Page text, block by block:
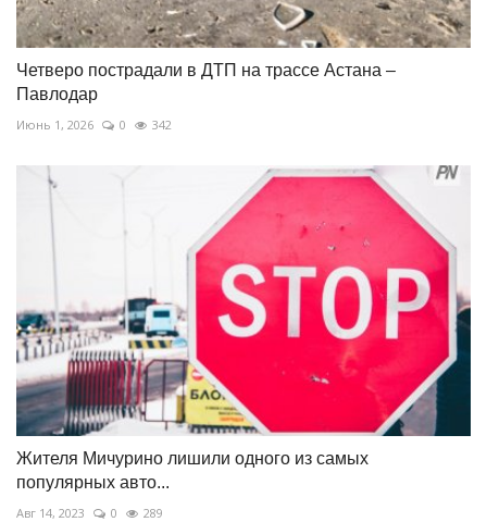
Четверо пострадали в ДТП на трассе Астана –
Павлодар
Июнь 1, 2026 0 342
Жителя Мичурино лишили одного из самых
популярных авто...
Авг 14, 2023 0 289